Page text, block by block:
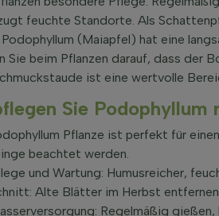
feuchte Standorte. Als
(Maiapfel) hat eine
Sie beim Pflanzen darauf, dass der
ist eine wertvolle
Sie
Pflanze ist perfekt für
beachtet werden.
und Wartung: Humusreicher,
Alte Blätter im Herbst
Regelmäßig